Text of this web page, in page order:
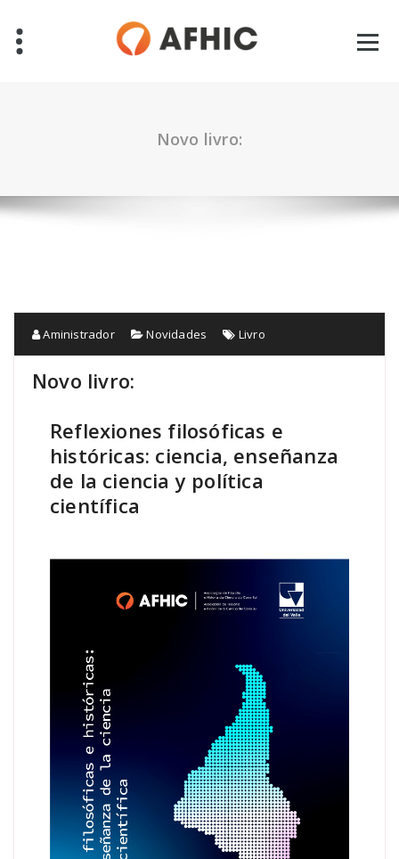
para
Novo livro:
Aministrador Novidades Livro
Novo livro:
Reflexiones filosóficas e
históricas: ciencia, enseñanza
de la ciencia y política
científica